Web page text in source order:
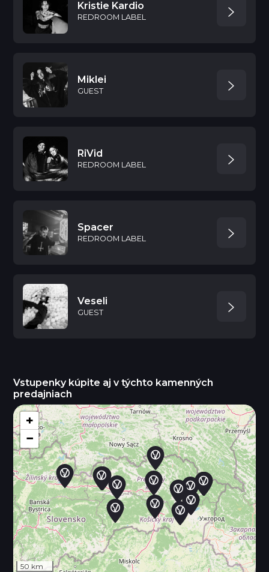
Kristie Kardio
REDROOM LABEL
Miklei
GUEST
RiVid
REDROOM LABEL
Spacer
REDROOM LABEL
Veseli
GUEST
Vstupenky kúpite aj v týchto kamenných
predajniach
+
−
50 km